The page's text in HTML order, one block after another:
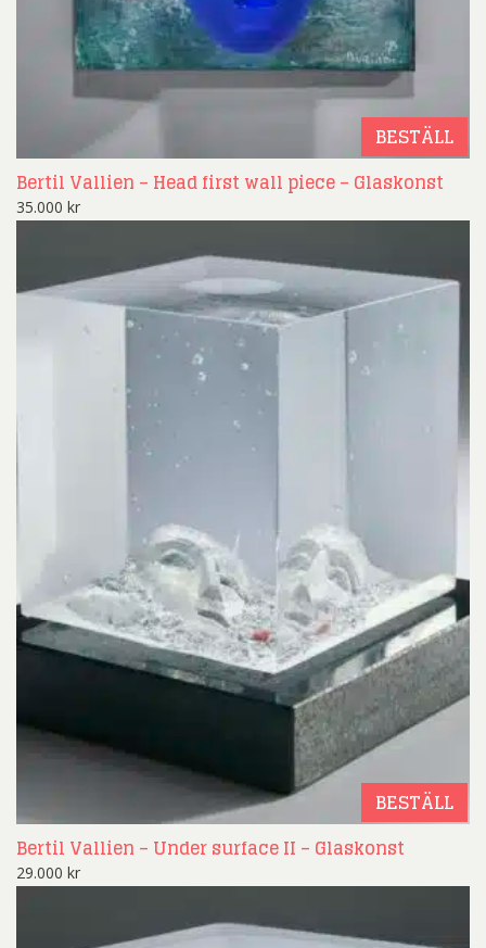
BESTÄLL
Bertil Vallien – Head first wall piece – Glaskonst
35.000 kr
BESTÄLL
Bertil Vallien – Under surface II – Glaskonst
29.000 kr